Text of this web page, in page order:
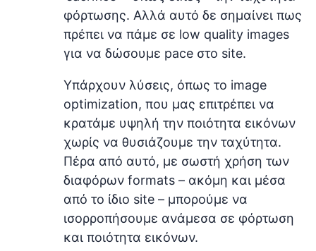
φόρτωσης. Αλλά αυτό δε σημαίνει πως
πρέπει να πάμε σε low quality images
για να δώσουμε pace στο site.
Υπάρχουν λύσεις, όπως το image
optimization, που μας επιτρέπει να
κρατάμε υψηλή την ποιότητα εικόνων
χωρίς να θυσιάζουμε την ταχύτητα.
Πέρα από αυτό, με σωστή χρήση των
διαφόρων formats – ακόμη και μέσα
από το ίδιο site – μπορούμε να
ισορροπήσουμε ανάμεσα σε φόρτωση
και ποιότητα εικόνων.